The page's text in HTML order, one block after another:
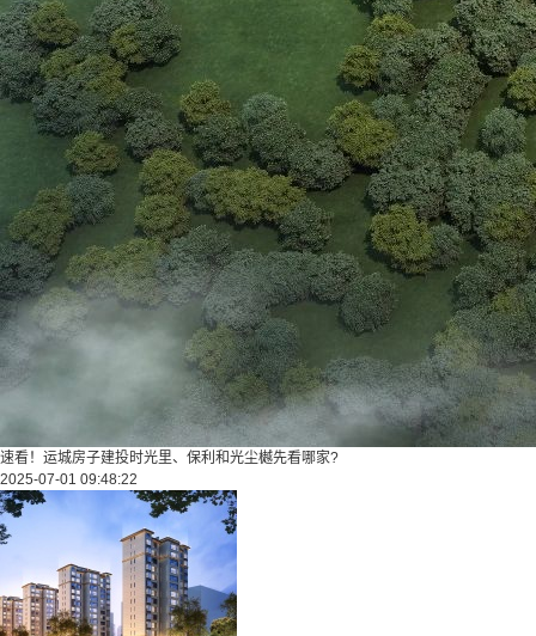
速看！运城房子建投时光里、保利和光尘樾先看哪家?
2025-07-01 09:48:22